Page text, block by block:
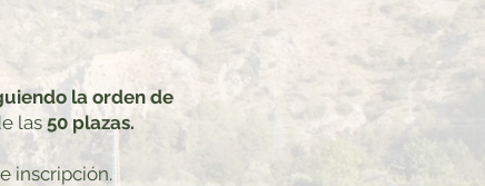
la orden de
las 50 plazas.
inscripción.